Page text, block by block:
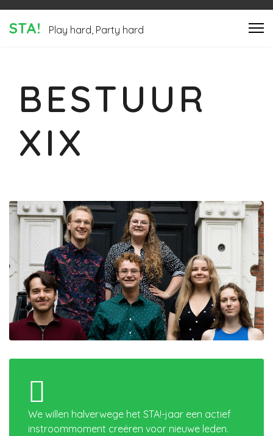
STA! Play hard, Party hard
BESTUUR
XIX
We willen halverwege het STA!-jaar een actief
instroommoment creëren voor nieuwe leden.